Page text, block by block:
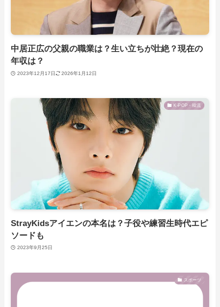
中居正広の父親の職業は？生い立ちが壮絶？現在の
年収は？
2023年12月17日 2026年1月12日
K-POP・韓流
StrayKidsアイエンの本名は？子役や練習生時代エピ
ソードも
2023年9月25日
スポーツ